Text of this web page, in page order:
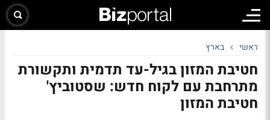
ראשי בארץ
חטיבת המזון בגיל-עד תדמית ותקשורת
מתרחבת עם לקוח חדש: שסטוביץ'
חטיבת המזון